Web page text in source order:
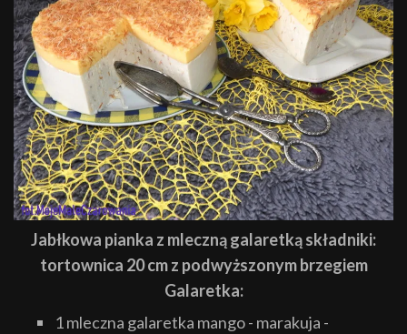
Jabłkowa pianka z mleczną galaretką składniki:
tortownica 20 cm z podwyższonym brzegiem
Galaretka:
1 mleczna galaretka mango - marakuja -